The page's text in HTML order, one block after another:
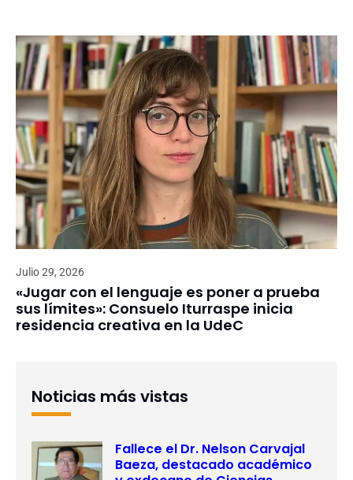
Julio 29, 2026
«Jugar con el lenguaje es poner a prueba
sus límites»: Consuelo Iturraspe inicia
residencia creativa en la UdeC
Noticias más vistas
Fallece el Dr. Nelson Carvajal
Baeza, destacado académico